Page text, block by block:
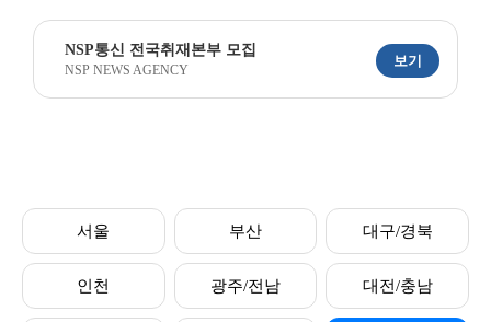
NSP통신 전국취재본부 모집
NSP NEWS AGENCY
보기
서울 부산 대구/경북
인천 광주/전남 대전/충남